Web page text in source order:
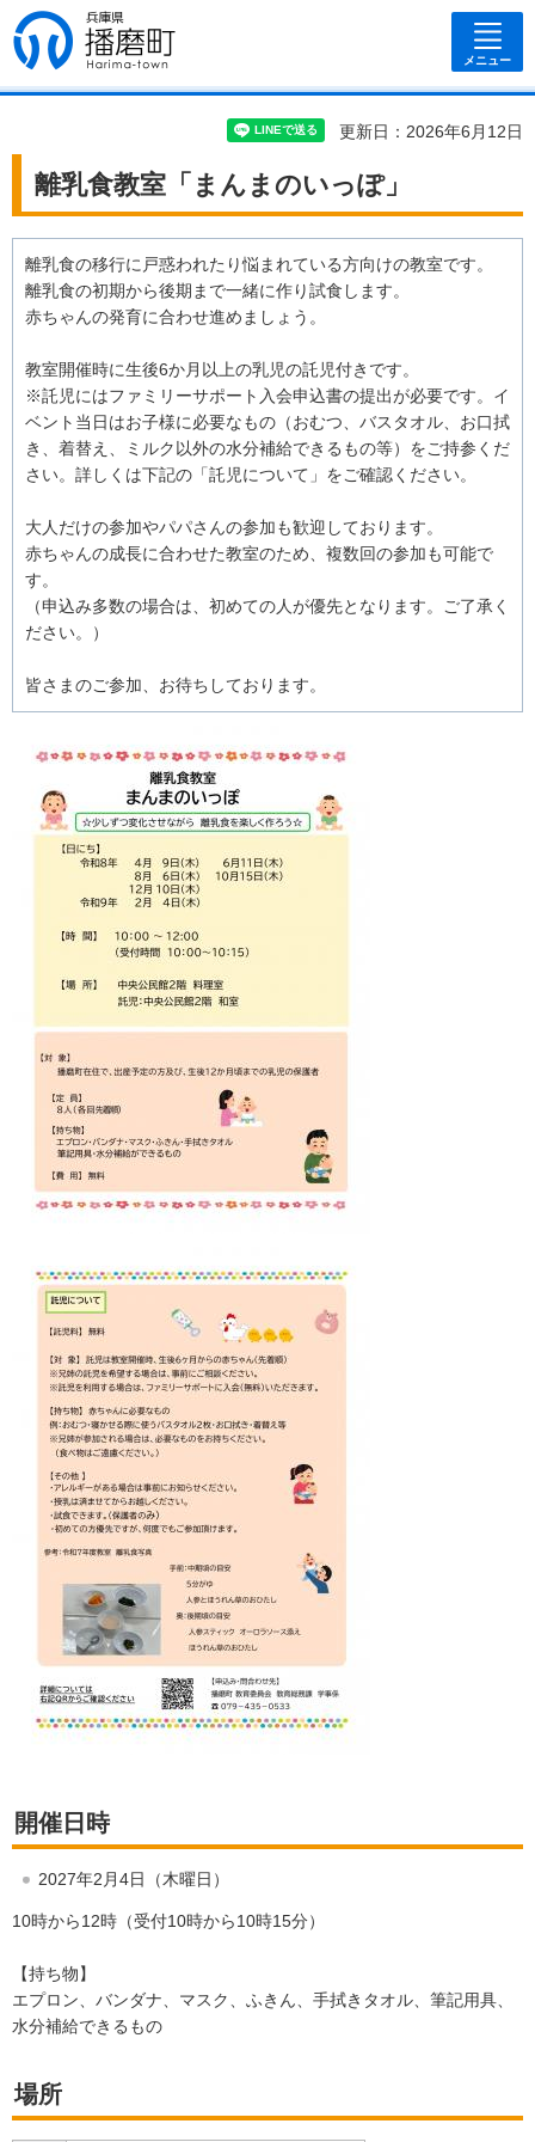
兵庫県 播磨
町
メニュー
更新日：2026年6月12日
離乳食教室「まんまのいっぽ」
離乳食の移行に戸惑われたり悩まれている方向けの教室です。
離乳食の初期から後期まで一緒に作り試食します。
赤ちゃんの発育に合わせ進めましょう。
教室開催時に生後6か月以上の乳児の託児付きです。
※託児にはファミリーサポート入会申込書の提出が必要です。イ
ベント当日はお子様に必要なもの（おむつ、バスタオル、お口拭
き、着替え、ミルク以外の水分補給できるもの等）をご持参くだ
さい。詳しくは下記の「託児について」をご確認ください。
大人だけの参加やパパさんの参加も歓迎しております。
赤ちゃんの成長に合わせた教室のため、複数回の参加も可能で
す。
（申込み多数の場合は、初めての人が優先となります。ご了承く
ださい。）
皆さまのご参加、お待ちしております。
開催日時
2027年2月4日（木曜日）
10時から12時（受付10時から10時15分）
【持ち物】
エプロン、バンダナ、マスク、ふきん、手拭きタオル、筆記用具、
水分補給できるもの
場所